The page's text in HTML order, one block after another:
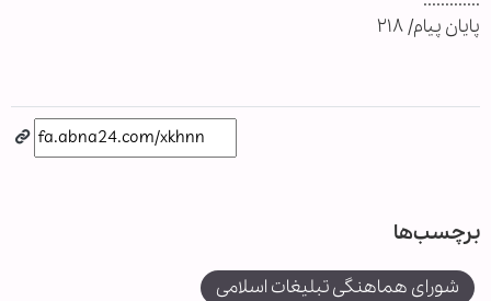
پایان پیام/ ۲۱۸
برچسب‌ها
شورای هماهنگی تبلیغات اسلامی